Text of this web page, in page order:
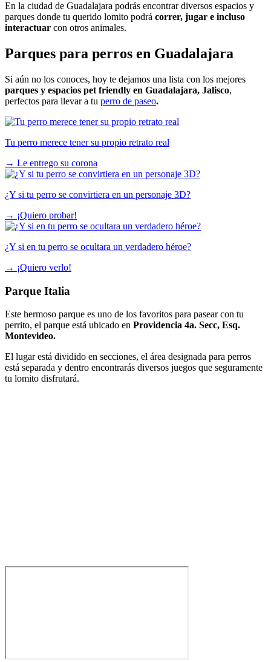
En la ciudad de Guadalajara podrás encontrar diversos espacios y
parques donde tu querido lomito podrá correr, jugar e incluso
interactuar con otros animales.
Parques para perros en Guadalajara
Si aún no los conoces, hoy te dejamos una lista con los mejores
parques y espacios pet friendly en Guadalajara, Jalisco,
perfectos para llevar a tu perro de paseo.
Tu perro merece tener su propio retrato real
→ Le entrego su corona
¿Y si tu perro se convirtiera en un personaje 3D?
→ ¡Quiero probar!
¿Y si en tu perro se ocultara un verdadero héroe?
→ ¡Quiero verlo!
Parque Italia
Este hermoso parque es uno de los favoritos para pasear con tu
perrito, el parque está ubicado en Providencia 4a. Secc, Esq.
Montevideo.
El lugar está dividido en secciones, el área designada para perros
está separada y dentro encontrarás diversos juegos que seguramente
tu lomito disfrutará.